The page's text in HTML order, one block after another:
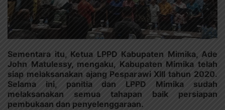
Sementara itu, Ketua LPPD Kabupaten Mimika, Ade
John Matulessy, mengaku, Kabupaten Mimika telah
siap melaksanakan ajang Pesparawi XIII tahun 2020.
Selama ini, panitia dan LPPD Mimika sudah
melaksanakan semua tahapan baik persiapan
pembukaan dan penyelenggaraan.